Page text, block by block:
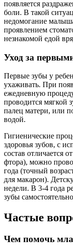
появляется
боли. В такой
недомогание
проявлением
незнакомой едой
Уход за
Первые зубы у
ухаживать. При
ежедневную
проводится мягкой
палец матери, или
водой.
Гигиенические
здоровья зубов, с
состав отличается
фтора), можно
года (точный
для макарон).
недели. В 3-4 года
зубы
Частые
Чем помочь